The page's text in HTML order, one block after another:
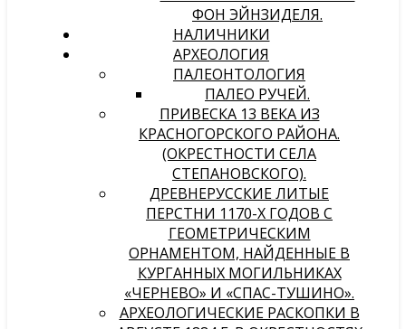
ФОН ЭЙНЗИДЕЛЯ.
НАЛИЧНИКИ
АРХЕОЛОГИЯ
ПАЛЕОНТОЛОГИЯ
ПАЛЕО РУЧЕЙ.
ПРИВЕСКА 13 ВЕКА ИЗ
КРАСНОГОРСКОГО РАЙОНА.
(ОКРЕСТНОСТИ СЕЛА
СТЕПАНОВСКОГО).
ДРЕВНЕРУССКИЕ ЛИТЫЕ
ПЕРСТНИ 1170-Х ГОДОВ С
ГЕОМЕТРИЧЕСКИМ
ОРНАМЕНТОМ, НАЙДЕННЫЕ В
КУРГАННЫХ МОГИЛЬНИКАХ
«ЧЕРНЕВО» И «СПАС-ТУШИНО».
АРХЕОЛОГИЧЕСКИЕ РАСКОПКИ В